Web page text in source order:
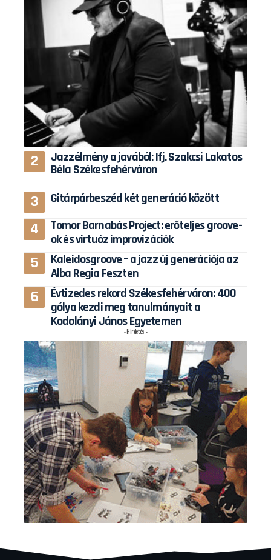
Jazzélmény a javából: Ifj. Szakcsi Lakatos
Béla Székesfehérváron
Gitárpárbeszéd két generáció között
Tomor Barnabás Project: erőteljes groove-
ok és virtuóz improvizációk
Kaleidosgroove – a jazz új generációja az
Alba Regia Feszten
Évtizedes rekord Székesfehérváron: 400
gólya kezdi meg tanulmányait a
Kodolányi János Egyetemen
- Hirdetés -